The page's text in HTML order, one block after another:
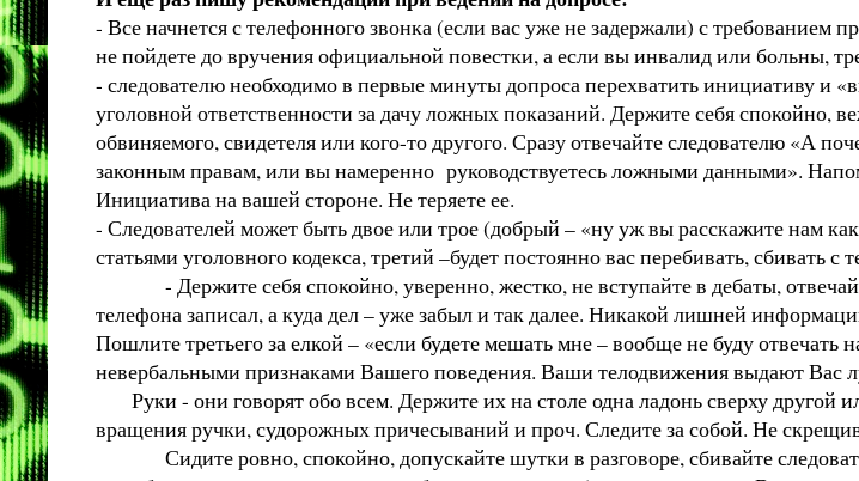
- Все начнется с телефонного звонка (если вас уже не задержали) с требованием
не пойдете до вручения официальной повестки, а если вы инвалид или больны,
- следователю необходимо в первые минуты допроса перехватить инициативу и
уголовной ответственности за дачу ложных показаний. Держите себя спокойно,
обвиняемого, свидетеля или кого-то другого. Сразу отвечайте следователю «А
законным правам, или вы намеренно руководствуетесь ложными данными».
Инициатива на вашей стороне. Не теряете ее.
- Следователей может быть двое или трое (добрый – «ну уж вы расскажите нам
статьями уголовного кодекса, третий –будет постоянно вас перебивать, сбивать с
- Держите себя спокойно, уверенно, жестко, не вступайте в дебаты,
телефона записал, а куда дел – уже забыл и так далее. Никакой лишней
Пошлите третьего за елкой – «если будете мешать мне – вообще не буду
невербальными признаками Вашего поведения. Ваши телодвижения выдают Вас
Руки - они говорят обо всем. Держите их на столе одна ладонь сверху другой
вращения ручки, судорожных причесываний и проч. Следите за собой. Не
Сидите ровно, спокойно, допускайте шутки в разговоре, сбивайте